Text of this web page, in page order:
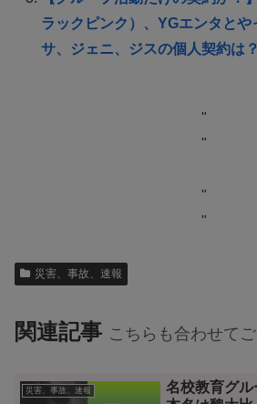
ラックピンク）、YGエンタとや
サ、ジェニ、ジスの個人契約は？
"
"
"
"
災害、事故、速報
関連記事 こちらも合わせて
災害、事故、速報
名校教育グ